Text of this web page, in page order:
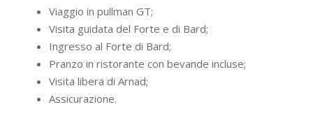
Viaggio in pullman GT;
Visita guidata del Forte e di Bard;
Ingresso al Forte di Bard;
Pranzo in ristorante con bevande incluse;
Visita libera di Arnad;
Assicurazione.